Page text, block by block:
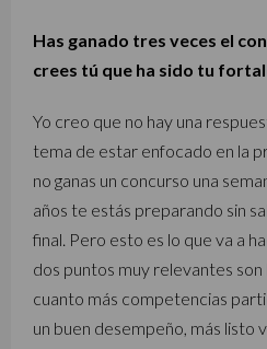
Has ganado tres veces el
crees tú que ha sido tu
Yo creo que no hay una
tema de estar enfocado en la
no ganas un concurso una
años te estás preparando sin
final. Pero esto es lo que va a
dos puntos muy relevantes
cuanto más competencias
un buen desempeño, más listo